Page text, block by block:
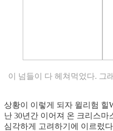
이 넘들이 다 헤쳐먹었다. 그
상황이 이렇게 되자 윌리험 힐
난 30년간 이어져 온 크리스
심각하게 고려하기에 이르렀